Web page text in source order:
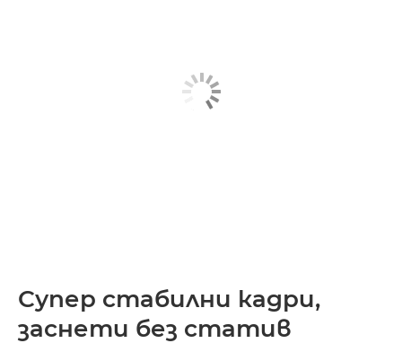
Супер стабилни кадри,
заснети без статив